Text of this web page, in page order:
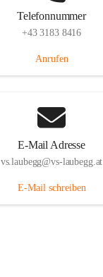
Telefonnummer
+43 3183 8416
Anrufen
E-Mail Adresse
vs.laubegg@vs-laubegg.at
E-Mail schreiben